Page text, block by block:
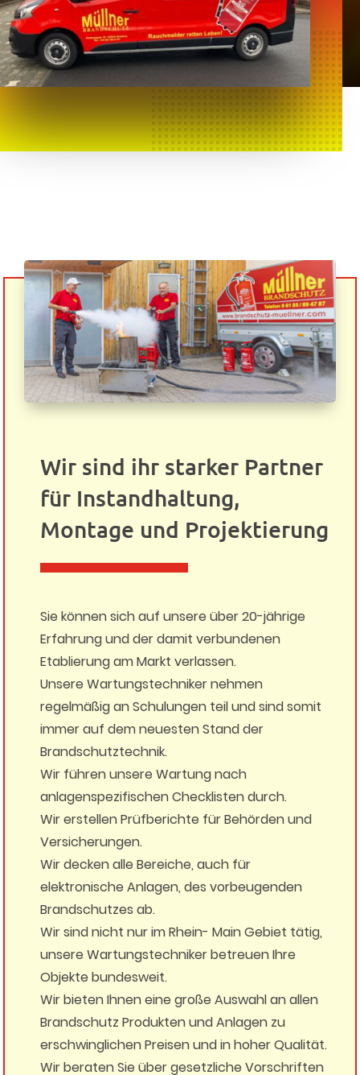
Wir sind ihr starker Partner
für Instandhaltung,
Montage und Projektierung
Sie können sich auf unsere über 20-jährige
Erfahrung und der damit verbundenen
Etablierung am Markt verlassen.
Unsere Wartungstechniker nehmen
regelmäßig an Schulungen teil und sind somit
immer auf dem neuesten Stand der
Brandschutztechnik.
Wir führen unsere Wartung nach
anlagenspezifischen Checklisten durch.
Wir erstellen Prüfberichte für Behörden und
Versicherungen.
Wir decken alle Bereiche, auch für
elektronische Anlagen, des vorbeugenden
Brandschutzes ab.
Wir sind nicht nur im Rhein- Main Gebiet tätig,
unsere Wartungstechniker betreuen Ihre
Objekte bundesweit.
Wir bieten Ihnen eine große Auswahl an allen
Brandschutz Produkten und Anlagen zu
erschwinglichen Preisen und in hoher Qualität.
Wir beraten Sie über gesetzliche Vorschriften